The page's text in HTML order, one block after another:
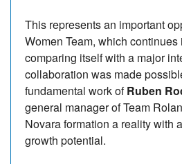
This represents an important
Women Team, which
comparing itself with a major
collaboration was made
fundamental work ofRuben
general manager of Team
Novara formation a reality with
growth potential.